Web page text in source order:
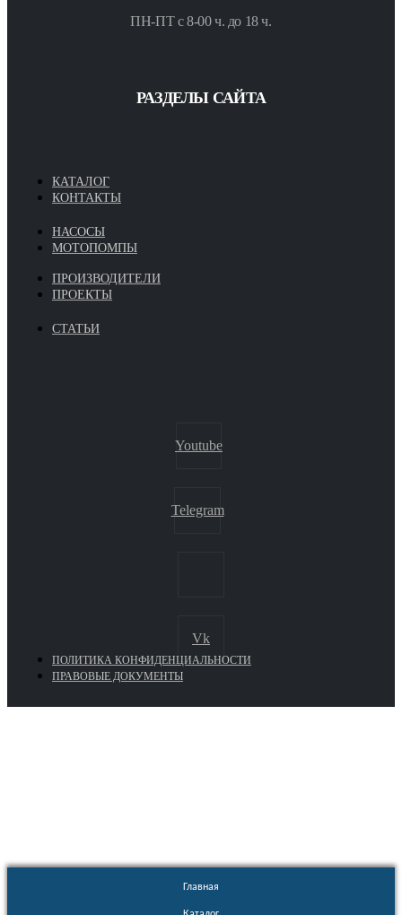
ПН-ПТ с 8-00 ч. до 18 ч.
РАЗДЕЛЫ САЙТА
КАТАЛОГ
КОНТАКТЫ
НАСОСЫ
МОТОПОМПЫ
ПРОИЗВОДИТЕЛИ
ПРОЕКТЫ
СТАТЬИ
Youtube
Telegram
Vk
ПОЛИТИКА КОНФИДЕНЦИАЛЬНОСТИ
ПРАВОВЫЕ ДОКУМЕНТЫ
Главная